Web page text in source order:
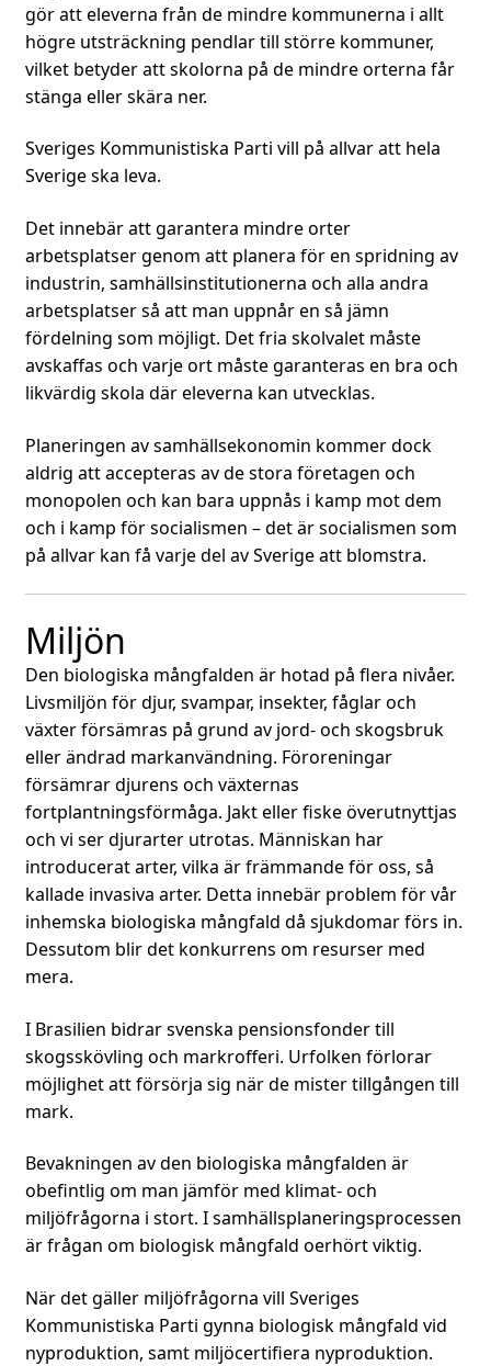
gör att eleverna från de mindre kommunerna i allt
högre utsträckning pendlar till större kommuner,
vilket betyder att skolorna på de mindre orterna får
stänga eller skära ner.
Sveriges Kommunistiska Parti vill på allvar att hela
Sverige ska leva.
Det innebär att garantera mindre orter
arbetsplatser genom att planera för en spridning av
industrin, samhällsinstitutionerna och alla andra
arbetsplatser så att man uppnår en så jämn
fördelning som möjligt. Det fria skolvalet måste
avskaffas och varje ort måste garanteras en bra och
likvärdig skola där eleverna kan utvecklas.
Planeringen av samhällsekonomin kommer dock
aldrig att accepteras av de stora företagen och
monopolen och kan bara uppnås i kamp mot dem
och i kamp för socialismen – det är socialismen som
på allvar kan få varje del av Sverige att blomstra.
Miljön
Den biologiska mångfalden är hotad på flera nivåer.
Livsmiljön för djur, svampar, insekter, fåglar och
växter försämras på grund av jord- och skogsbruk
eller ändrad markanvändning. Föroreningar
försämrar djurens och växternas
fortplantningsförmåga. Jakt eller fiske överutnyttjas
och vi ser djurarter utrotas. Människan har
introducerat arter, vilka är främmande för oss, så
kallade invasiva arter. Detta innebär problem för vår
inhemska biologiska mångfald då sjukdomar förs in.
Dessutom blir det konkurrens om resurser med
mera.
I Brasilien bidrar svenska pensionsfonder till
skogsskövling och markrofferi. Urfolken förlorar
möjlighet att försörja sig när de mister tillgången till
mark.
Bevakningen av den biologiska mångfalden är
obefintlig om man jämför med klimat- och
miljöfrågorna i stort. I samhällsplaneringsprocessen
är frågan om biologisk mångfald oerhört viktig.
När det gäller miljöfrågorna vill Sveriges
Kommunistiska Parti gynna biologisk mångfald vid
nyproduktion, samt miljöcertifiera nyproduktion.